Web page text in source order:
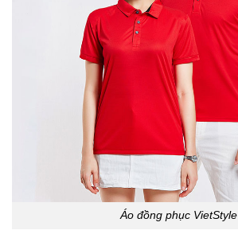
Áo đồng phục VietStyle